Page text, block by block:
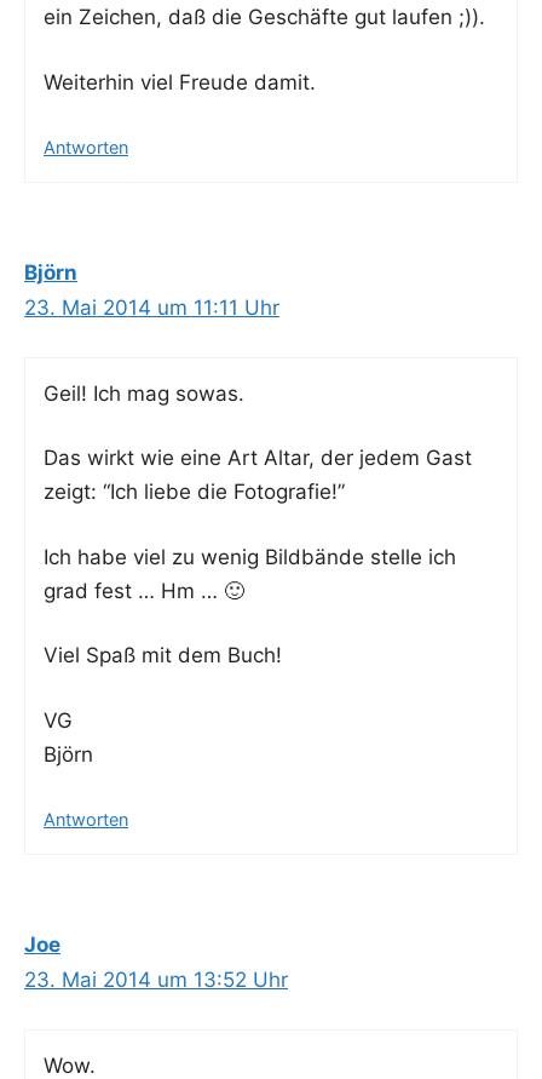
ein Zei­chen, daß die Geschäf­te gut laufen ;)).
Wei­ter­hin viel Freu­de damit.
Antworten
Björn
23. Mai 2014 um 11:11 Uhr
Geil! Ich mag sowas.
Das wirkt wie eine Art Altar, der jedem Gast
zeigt: “Ich lie­be die Fotografie!”
Ich habe viel zu wenig Bild­bän­de stel­le ich
grad fest … Hm … 🙂
Viel Spaß mit dem Buch!
VG
Björn
Antworten
Joe
23. Mai 2014 um 13:52 Uhr
Wow.